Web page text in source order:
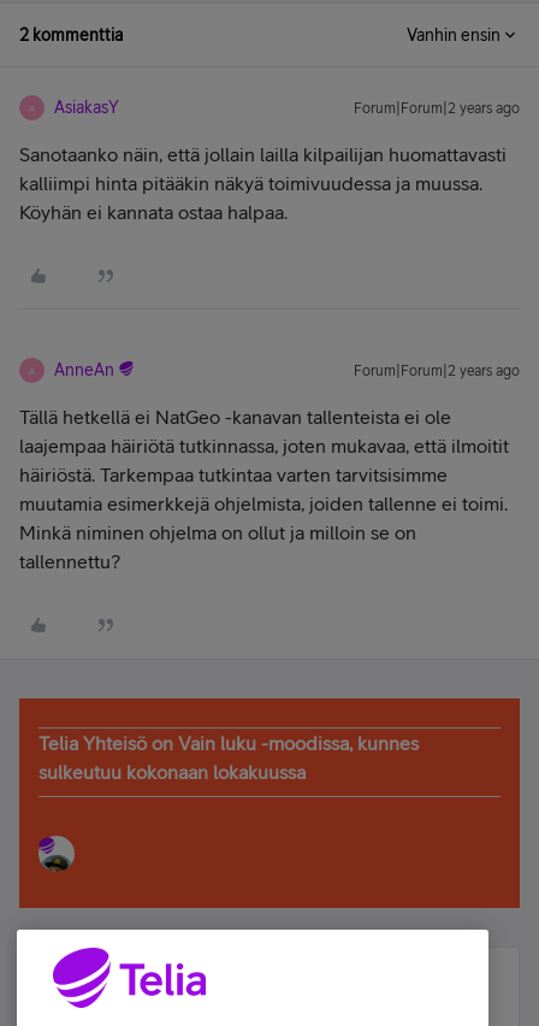
2 kommenttia Vanhin ensin
A AsiakasY Forum|Forum|2 years ago
Sanotaanko näin, että jollain lailla kilpailijan huomattavasti
kalliimpi hinta pitääkin näkyä toimivuudessa ja muussa.
Köyhän ei kannata ostaa halpaa.
A AnneAn Forum|Forum|2 years ago
Tällä hetkellä ei NatGeo -kanavan tallenteista ei ole
laajempaa häiriötä tutkinnassa, joten mukavaa, että ilmoitit
häiriöstä. Tarkempaa tutkintaa varten tarvitsisimme
muutamia esimerkkejä ohjelmista, joiden tallenne ei toimi.
Minkä niminen ohjelma on ollut ja milloin se on
tallennettu?
Telia Yhteisö on Vain luku -moodissa, kunnes
sulkeutuu kokonaan lokakuussa
Älä jää paitsi – osallistu ja voita!